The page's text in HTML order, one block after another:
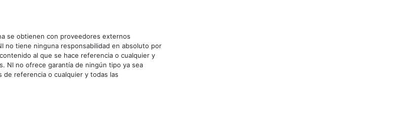
se obtienen con proveedores externos
no tiene ninguna responsabilidad en absoluto por
al que se hace referencia o cualquier y
NI no ofrece garantía de ningún tipo ya sea
de referencia o cualquier y todas las